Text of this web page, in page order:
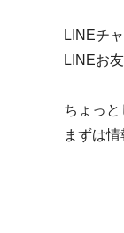
LINEチ
LINEお
ちょっと
まずは